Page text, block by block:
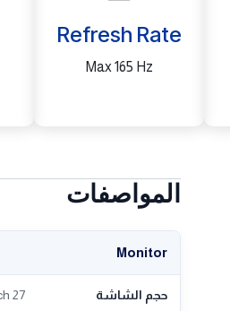
Refresh Rate
Max 165 Hz
المواصفات
Monitor
حجم الشاشة 27 Inch